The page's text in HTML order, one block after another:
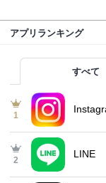
アプリランキング
すべて
1
2
LINE